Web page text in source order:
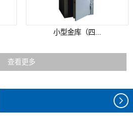
小型金库（四...
查看更多